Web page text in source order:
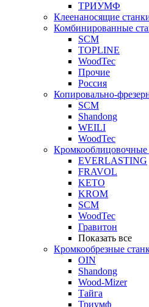
ТРИУМФ
Клеенаносящие
Комбинированные
SCM
TOPLINE
WoodTec
Прочие
Россия
Копировально-
SCM
Shandong
WEILI
WoodTec
Кромкооблицовочные
EVERLASTING
FRAVOL
KETO
KROM
SCM
WoodTec
Гравитон
Показать все
Кромкообрезные
OIN
Shandong
Wood-Mizer
Тайга
Триумф